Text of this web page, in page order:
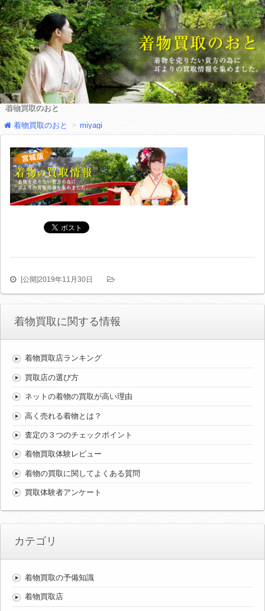
着物買取のおと
着物買取のおと miyagi
[公開]2019年11月30日
着物買取に関する情報
着物買取店ランキング
買取店の選び方
ネットの着物の買取が高い理由
高く売れる着物とは？
査定の３つのチェックポイント
着物買取体験レビュー
着物の買取に関してよくある質問
買取体験者アンケート
カテゴリ
着物買取の予備知識
着物買取店